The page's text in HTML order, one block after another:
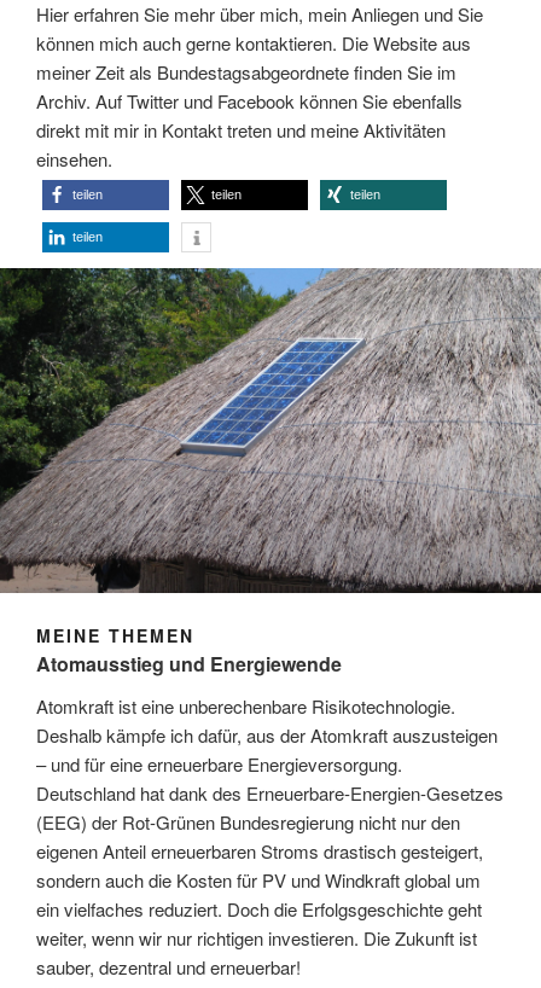
Hier erfahren Sie mehr über mich, mein Anliegen und Sie
können mich auch gerne kontaktieren. Die Website aus
meiner Zeit als Bundestagsabgeordnete finden Sie im
Archiv. Auf Twitter und Facebook können Sie ebenfalls
direkt mit mir in Kontakt treten und meine Aktivitäten
einsehen.
teilen teilen teilen
teilen
MEINE THEMEN
Atomausstieg und Energiewende
Atomkraft ist eine unberechenbare Risikotechnologie.
Deshalb kämpfe ich dafür, aus der Atomkraft auszusteigen
– und für eine erneuerbare Energieversorgung.
Deutschland hat dank des Erneuerbare-Energien-Gesetzes
(EEG) der Rot-Grünen Bundesregierung nicht nur den
eigenen Anteil erneuerbaren Stroms drastisch gesteigert,
sondern auch die Kosten für PV und Windkraft global um
ein vielfaches reduziert. Doch die Erfolgsgeschichte geht
weiter, wenn wir nur richtigen investieren. Die Zukunft ist
sauber, dezentral und erneuerbar!